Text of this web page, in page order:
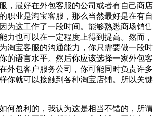
最好在外包客服的公司或者有自己商店
职业是淘宝客服，那么当然最好是在有自
为这工作了一段时间。能够熟悉商场销售
力也可以在一定程度上得到提高。然而，
淘宝客服的沟通能力，你只需要做一段时
的语言水平。然后你应该选择一家外包客
外包客户服务公司，你可能同时负责许多
你就可以接触到各种淘宝店铺。所以关键
盈利的，我认为这是相当不错的，所谓